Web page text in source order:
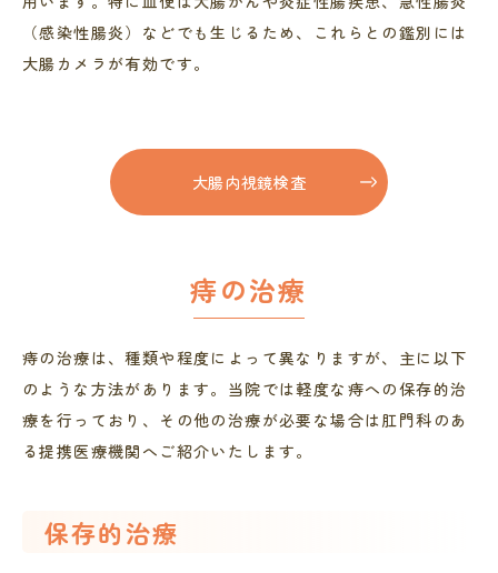
（感染性腸炎）などでも生じるため、これらとの鑑別には
大腸カメラが有効です。
大腸内視鏡検査
痔の治療
痔の治療は、種類や程度によって異なりますが、主に以下
のような方法があります。当院では軽度な痔への保存的治
療を行っており、その他の治療が必要な場合は肛門科のあ
る提携医療機関へご紹介いたします。
保存的治療